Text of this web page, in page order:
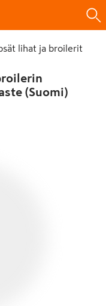
lihat ja broilerit
(Suomi)